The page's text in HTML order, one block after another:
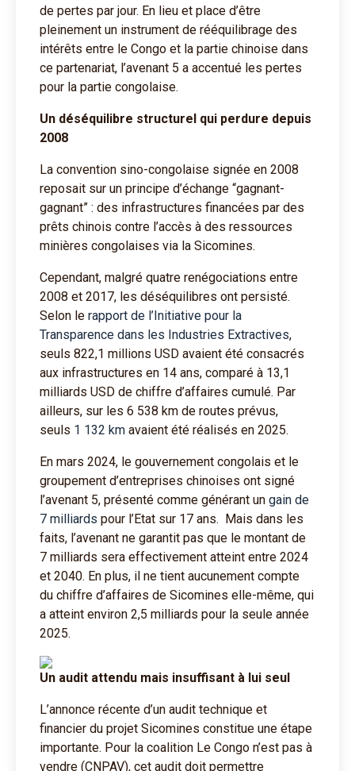
de pertes par jour. En lieu et place d’être
pleinement un instrument de rééquilibrage des
intérêts entre le Congo et la partie chinoise dans
ce partenariat, l’avenant 5 a accentué les pertes
pour la partie congolaise.
Un déséquilibre structurel qui perdure depuis
2008
La convention sino-congolaise signée en 2008
reposait sur un principe d’échange “gagnant-
gagnant” : des infrastructures financées par des
prêts chinois contre l’accès à des ressources
minières congolaises via la Sicomines.
Cependant, malgré quatre renégociations entre
2008 et 2017, les déséquilibres ont persisté.
Selon le rapport de l’Initiative pour la
Transparence dans les Industries Extractives,
seuls 822,1 millions USD avaient été consacrés
aux infrastructures en 14 ans, comparé à 13,1
milliards USD de chiffre d’affaires cumulé. Par
ailleurs, sur les 6 538 km de routes prévus,
seuls 1 132 km avaient été réalisés en 2025.
En mars 2024, le gouvernement congolais et le
groupement d’entreprises chinoises ont signé
l’avenant 5, présenté comme générant un gain de
7 milliards pour l’Etat sur 17 ans. Mais dans les
faits, l’avenant ne garantit pas que le montant de
7 milliards sera effectivement atteint entre 2024
et 2040. En plus, il ne tient aucunement compte
du chiffre d’affaires de Sicomines elle-même, qui
a atteint environ 2,5 milliards pour la seule année
2025.
Un audit attendu mais insuffisant à lui seul
L’annonce récente d’un audit technique et
financier du projet Sicomines constitue une étape
importante. Pour la coalition Le Congo n’est pas à
vendre (CNPAV), cet audit doit permettre